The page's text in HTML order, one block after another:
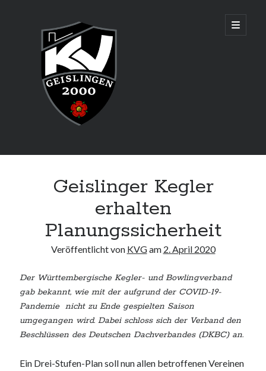
Geislingen
open
primary
Sidebar
Senioren sind Württembergischer Mannschaftsmeister und
qualifizieren sich für die Deutsche Meisterschaft in Augsburg!
Adresse & Trainingszeiten
73312 Geislingen an der Steige
Trainingszeiten:
Webseite durchsuchen:
Suchen
Geislinger Kegler
erhalten
Planungssicherheit
Veröffentlicht von KVGam 2. April 2020
Der Württembergische Kegler- und Bowlingverband
gab bekannt, wie mit der aufgrund der COVID-19-
Pandemie nicht zu Ende gespielten Saison
umgegangen wird. Dabei schloss sich der Verband den
Beschlüssen des Deutschen Dachverbandes (DKBC) an.
Ein Drei-Stufen-Plan soll nun allen betroffenen Vereinen